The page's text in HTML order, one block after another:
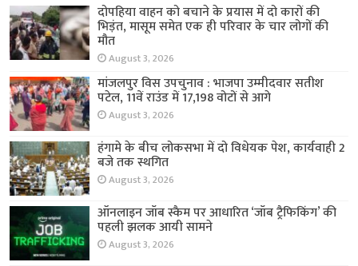
दोपहिया वाहन को बचाने के प्रयास में दो कारों की
भिड़ंत, मासूम समेत एक ही परिवार के चार लोगों की
मौत
August 3, 2026
मांजलपुर विस उपचुनाव : भाजपा उम्मीदवार सतीश
पटेल, 11वें राउंड में 17,198 वोटों से आगे
August 3, 2026
हंगामे के बीच लोकसभा में दो विधेयक पेश, कार्यवाही 2
बजे तक स्थगित
August 3, 2026
ऑनलाइन जॉब स्कैम पर आधारित ‘जॉब ट्रैफिकिंग’ की
पहली झलक आयी सामने
August 3, 2026